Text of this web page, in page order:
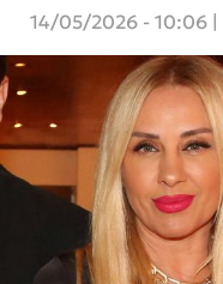
14/05/2026 - 10:06